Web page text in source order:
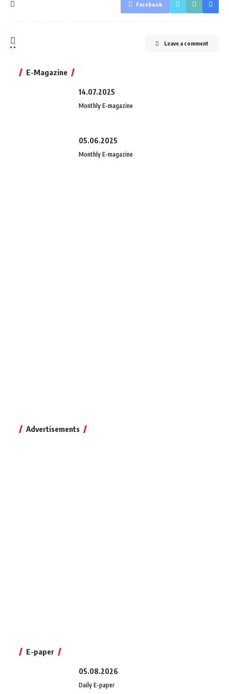
Facebook
Leave a comment
E-Magazine
14.07.2025
Monthly E-magazine
05.06.2025
Monthly E-magazine
Advertisements
E-paper
05.08.2026
Daily E-paper